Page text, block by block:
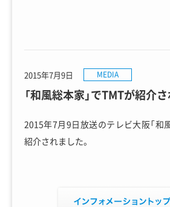
「和風総本家」でTMTが紹介
2015年7月9日 MEDIA
2015年7月9日放送のテレビ大阪「和
紹介されました。